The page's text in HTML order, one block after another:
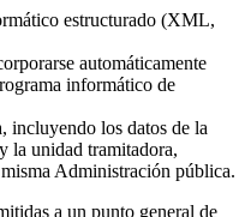
estructurado (XML,
automáticamente
informático de
incluyendo los datos de la
la unidad tramitadora,
Administración pública.
a un punto general de